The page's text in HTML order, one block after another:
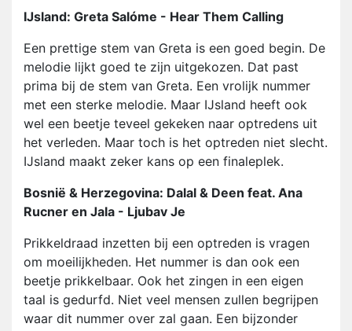
IJsland: Greta Salóme - Hear Them Calling
Een prettige stem van Greta is een goed begin. De
melodie lijkt goed te zijn uitgekozen. Dat past
prima bij de stem van Greta. Een vrolijk nummer
met een sterke melodie. Maar IJsland heeft ook
wel een beetje teveel gekeken naar optredens uit
het verleden. Maar toch is het optreden niet slecht.
IJsland maakt zeker kans op een finaleplek.
Bosnië & Herzegovina: Dalal & Deen feat. Ana
Rucner en Jala - Ljubav Je
Prikkeldraad inzetten bij een optreden is vragen
om moeilijkheden. Het nummer is dan ook een
beetje prikkelbaar. Ook het zingen in een eigen
taal is gedurfd. Niet veel mensen zullen begrijpen
waar dit nummer over zal gaan. Een bijzonder